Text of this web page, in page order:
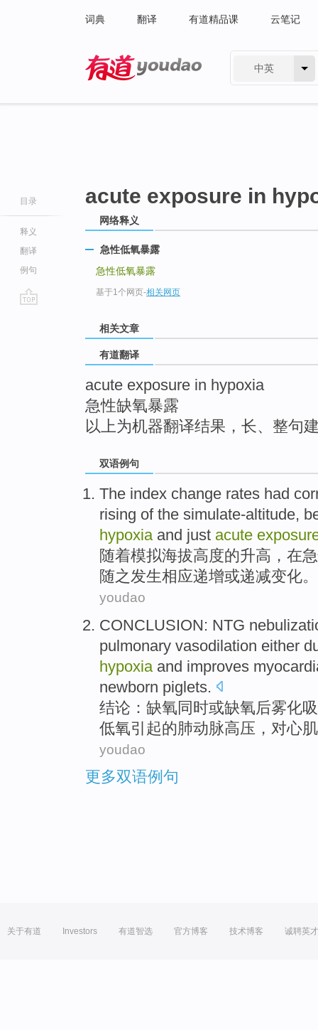
词典 翻译 有道精品课 云笔记
中英
目录
释义
翻译
例句
acute exposure in
网络释义
急性低氧暴露
急性低氧暴露
基于1个网页-相关网页
相关文章
有道翻译
acute exposure in hypoxia
急性缺氧暴露
以上为机器翻译结果，长、整句
双语例句
The index change rates had
rising ofthe simulate-altitude,
hypoxia and just acute
随着模拟海拔高度的升高 ， 在
随之发生相应递增或递减变化。
youdao
CONCLUSION: NTG
pulmonary vasodilation either
hypoxia and improves
newborn piglets.
结论 ： 缺氧同时或缺氧后雾化
低氧引起的肺动脉高压 ，对心肌
youdao
更多双语例句
关于有道 Investors 有道智选 官方博客 技术博客 诚聘英才